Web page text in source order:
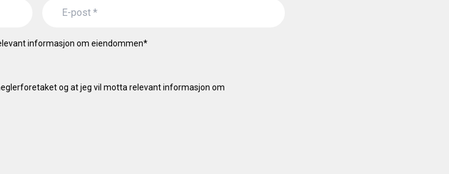
informasjon om eiendommen*
og at jeg vil motta relevant informasjon om